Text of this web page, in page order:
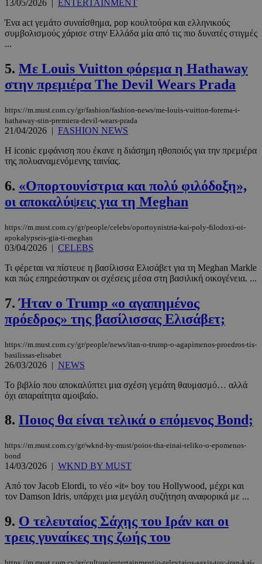
13/05/2026 | ENTERTAINMENT
Ένα act γεμάτο συναίσθημα, pop κουλτούρα και ελληνικούς
συμβολισμούς χάρισε στην Ελλάδα μία από τις πιο δυνατές στιγμές
...
5. Με Louis Vuitton φόρεμα η Hathaway
στην πρεμιέρα The Devil Wears Prada
https://m.must.com.cy/gr/fashion/fashion-news/me-louis-vuitton-forema-i-
hathaway-stin-premiera-devil-wears-prada
21/04/2026 | FASHION NEWS
Η iconic εμφάνιση που έκανε η διάσημη ηθοποιός για την πρεμιέρα
της πολυαναμενόμενης ταινίας.
6. «Οπορτουνίστρια και πολύ φιλόδοξη»,
oι αποκαλύψεις για τη Meghan
https://m.must.com.cy/gr/people/celebs/oportoynistria-kai-poly-filodoxi-oi-
apokalypseis-gia-ti-meghan
03/04/2026 | CELEBS
Τι φέρεται να πίστευε η βασίλισσα Ελισάβετ για τη Meghan Markle
και πώς επηρεάστηκαν οι σχέσεις μέσα στη βασιλική οικογένεια. ...
7.Ήταν ο Trump «ο αγαπημένος
πρόεδρος» της βασίλισσας Ελισάβετ;
https://m.must.com.cy/gr/people/news/itan-o-trump-o-agapimenos-proedros-tis-
basilissas-elisabet
26/03/2026 | NEWS
Το βιβλίο που αποκαλύπτει μια σχέση γεμάτη θαυμασμό… αλλά
όχι απαραίτητα αμοιβαίο.
8. Ποιος θα είναι τελικά ο επόμενος Bond;
https://m.must.com.cy/gr/wknd-by-must/poios-tha-einai-teliko-o-epomenos-
bond
14/03/2026 | WKND BY MUST
Από τον Jacob Elordi, το νέο «it» boy του Hollywood, μέχρι και
τον Damson Idris, υπάρχει μια μεγάλη συζήτηση αναφορικά με ...
9. Ο τελευταίος Σάχης του Ιράν και οι
τρεις γυναίκες της ζωής του